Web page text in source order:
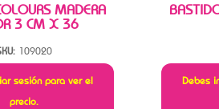
MADERA
3 CM X 36
109020
sesión para ver el
precio.
Debes